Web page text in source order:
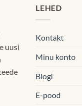
uusi
LEHED
Kontakt
Minu konto
Blogi
E-pood